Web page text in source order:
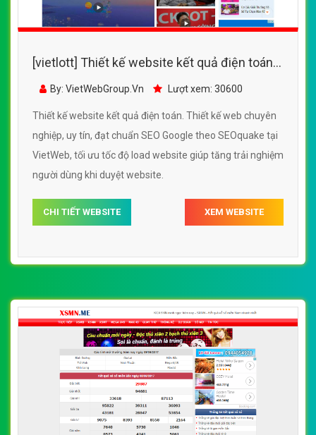
[vietlott] Thiết kế website kết quả điện toán
đẹp, chuyên nghiệp chuẩn SEO
By: VietWebGroup.Vn Lượt xem: 30600
Thiết kế website kết quả điện toán. Thiết kế web chuyên
nghiệp, uy tín, đạt chuẩn SEO Google theo SEOquake tại
VietWeb, tối ưu tốc độ load website giúp tăng trải nghiệm
người dùng khi duyệt website.
CHI TIẾT WEBSITE XEM WEBSITE